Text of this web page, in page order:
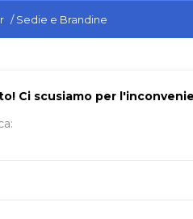
/ Sedie e Brandine
Ci scusiamo per